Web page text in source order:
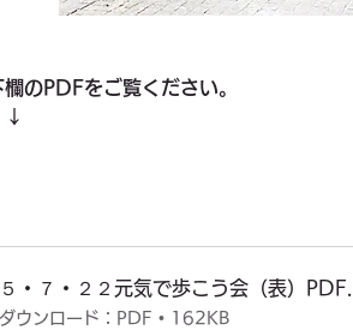
のPDFをご覧ください。
５・７・２２元気で歩こう会（表）PDF
ダウンロード：PDF • 162KB